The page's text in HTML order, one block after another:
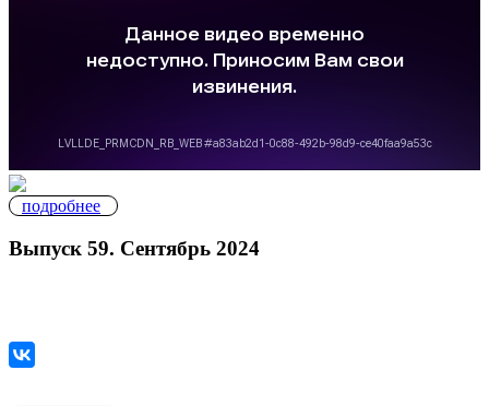
подробнее
Выпуск 59. Сентябрь 2024